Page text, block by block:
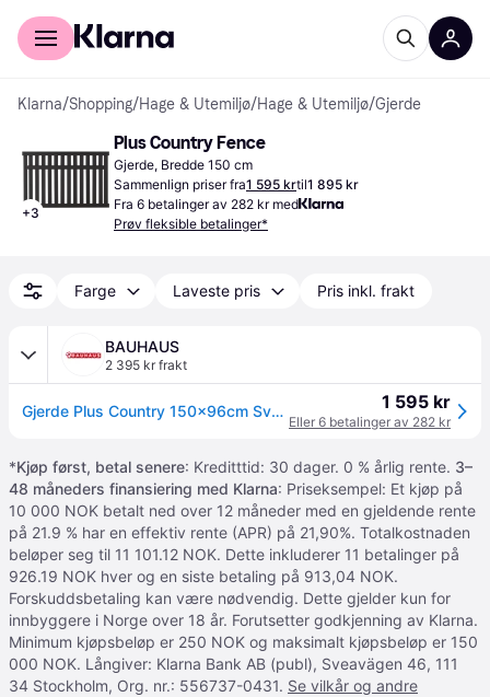
For kunder
Klarna/Shopping/Hage & Utemiljø/Hage & Utemiljø/Gjerde
+3
Plus Country Fence
Gjerde, Bredde 150 cm
Sammenlign priser fra1 595 krtil1 895 kr
Fra 6 betalinger av 282 kr med
Prøv fleksible betalinger*
Farge Laveste pris Pris inkl. frakt
BAUHAUS
2 395 kr frakt
Gjerde Plus Country 150x96cm Svart 1 595 kr
Eller 6 betalinger av 282 kr
*Kjøp først, betal senere: Kreditttid: 30 dager. 0 % årlig rente. 3–
48 måneders finansiering med Klarna: Priseksempel: Et kjøp på
10 000 NOK betalt ned over 12 måneder med en gjeldende rente
på 21.9 % har en effektiv rente (APR) på 21,90%. Totalkostnaden
beløper seg til 11 101.12 NOK. Dette inkluderer 11 betalinger på
926.19 NOK hver og en siste betaling på 913,04 NOK.
Forskuddsbetaling kan være nødvendig. Dette gjelder kun for
innbyggere i Norge over 18 år. Forutsetter godkjenning av Klarna.
Minimum kjøpsbeløp er 250 NOK og maksimalt kjøpsbeløp er 150
000 NOK. Långiver: Klarna Bank AB (publ), Sveavägen 46, 111
34 Stockholm, Org. nr.: 556737-0431. Se vilkår og andre